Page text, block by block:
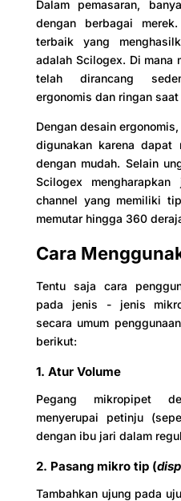
Dalam pemasaran,
dengan berbagai
terbaik yang
adalah Scilogex. Di mana
telah dirancang
ergonomis dan ringan
Dengan desain
digunakan karena dapat
dengan mudah. Selain
Scilogex
channel yang memiliki
memutar hingga 360
Cara
Tentu saja cara
pada jenis - jenis
secara umum
berikut:
1. Atur Volume
Pegang mikropipet
menyerupai petinju
dengan ibu jari dalam
2. Pasang mikro tip (
Tambahkan ujung pada